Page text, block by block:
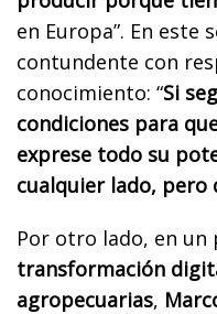
en Europa”. En este
contundente con
conocimiento: “Si
condiciones para
exprese todo su
cualquier lado, pero
Por otro lado, en un
transformación
agropecuarias,